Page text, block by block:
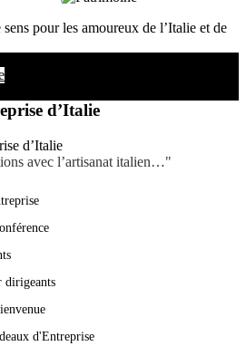
pour les amoureux de l’Italie et de
d’Italie
avec l’artisanat italien…"
dirigeants
d'Entreprise